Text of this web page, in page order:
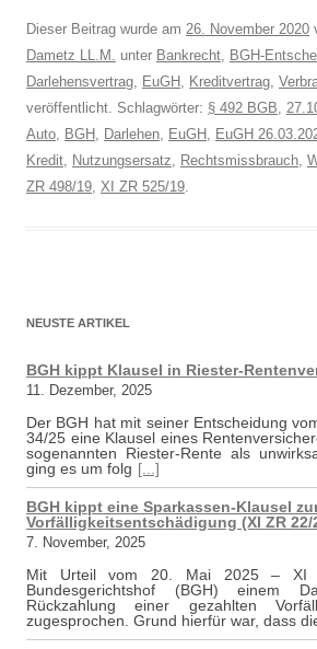
Dieser Beitrag wurde am 26. November 2020
Dametz LL.M. unter Bankrecht, BGH-
Darlehensvertrag, EuGH , Kreditvertrag,
veröffentlicht. Schlagwörter: § 492 BGB,
Auto, BGH , Darlehen, EuGH , EuGH
Kredit, Nutzungsersatz, Rechtsmissbrauch,
ZR 498/19, XI ZR 525/19.
NEUSTE ARTIKEL
BGH kippt Klausel in Riester-
11. Dezember, 2025
Der BGH hat mit seiner Entscheidung
34/25 eine Klausel eines
sogenannten Riester-Rente als
ging es um folg [...]
BGH kippt eine Sparkassen-Klausel
Vorfälligkeitsentschädigung (XI ZR 22/
7. November, 2025
Mit Urteil vom 20. Mai 2025 – XI
Bundesgerichtshof (BGH) einem
Rückzahlung einer gezahlten
zugesprochen. Grund hierfür war, dass